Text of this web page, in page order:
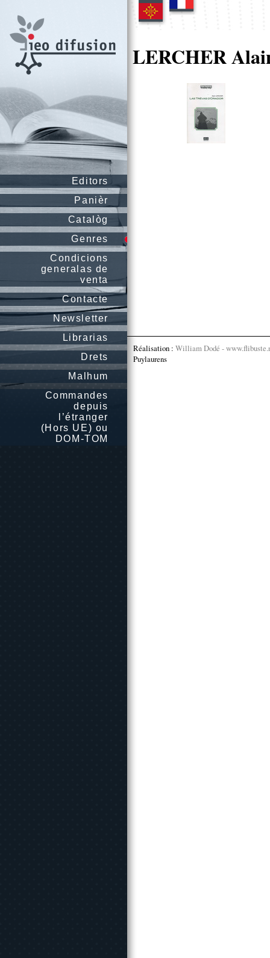
Editors
Panièr
Catalòg
Genres
Condicions
generalas de
venta
Contacte
Newsletter
Librarias
Drets
Malhum
Commandes
depuis
l’étranger
(Hors UE) ou
DOM-TOM
LERCHER
Réalisation : William Dodé -
Puylaurens